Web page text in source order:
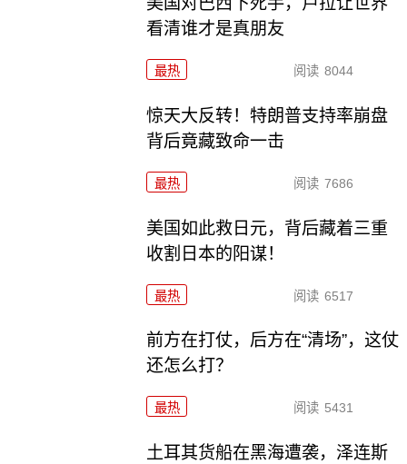
看清谁才是真朋友
最热 阅读 8044
惊天大反转！特朗普支持率崩盘
背后竟藏致命一击
最热 阅读 7686
美国如此救日元，背后藏着三重
收割日本的阳谋！
最热 阅读 6517
前方在打仗，后方在“清场”，这仗
还怎么打？
最热 阅读 5431
土耳其货船在黑海遭袭，泽连斯